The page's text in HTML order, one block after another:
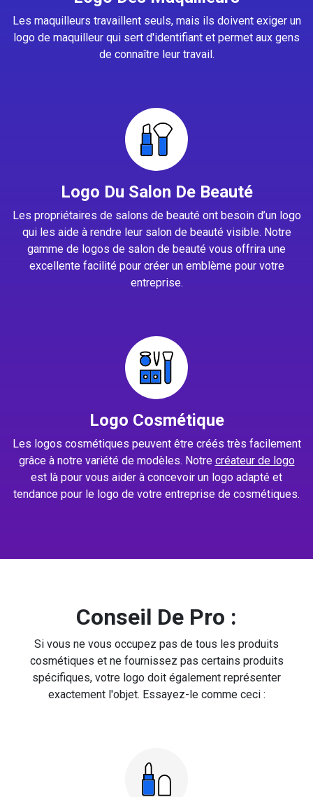
Les maquilleurs travaillent seuls, mais ils doivent exiger un
logo de maquilleur qui sert d'identifiant et permet aux gens
de connaître leur travail.
Logo Du Salon De Beauté
Les propriétaires de salons de beauté ont besoin d’un logo
qui les aide à rendre leur salon de beauté visible. Notre
gamme de logos de salon de beauté vous offrira une
excellente facilité pour créer un emblème pour votre
entreprise.
Logo Cosmétique
Les logos cosmétiques peuvent être créés très facilement
grâce à notre variété de modèles. Notre créateur de logo
est là pour vous aider à concevoir un logo adapté et
tendance pour le logo de votre entreprise de cosmétiques.
Conseil De Pro :
Si vous ne vous occupez pas de tous les produits
cosmétiques et ne fournissez pas certains produits
spécifiques, votre logo doit également représenter
exactement l'objet. Essayez-le comme ceci :